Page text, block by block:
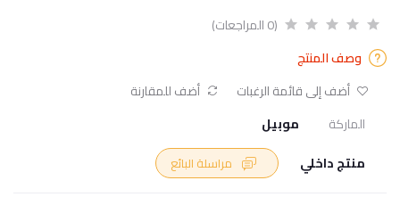
(0 المراجعات)
وصف المنتج
أضف إلى قائمة الرغبات
أضف للمقارنة
الماركة
موبيل
منتج داخلي